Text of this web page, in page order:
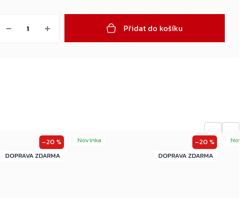
Přidat do košíku
ZDARMA
–20 % Novinka
ZDARMA
–20 %